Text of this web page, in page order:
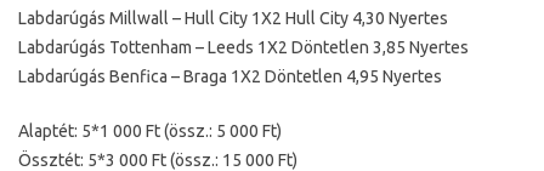
Labdarúgás Millwall – Hull City 1X2 Hull City 4,30 Nyertes
Labdarúgás Tottenham – Leeds 1X2 Döntetlen 3,85 Nyertes
Labdarúgás Benfica – Braga 1X2 Döntetlen 4,95 Nyertes
Alaptét: 5*1 000 Ft (össz.: 5 000 Ft)
Össztét: 5*3 000 Ft (össz.: 15 000 Ft)